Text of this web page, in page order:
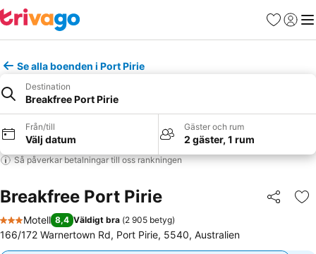
Favoriter
Logga
Se alla boenden i Port Pirie
Destination
Breakfree Port Pirie
Från/till
Välj datum
Gäster och rum
2 gäster, 1 rum
Så påverkar betalningar till oss rankningen
Breakfree Port Pirie Dela
3 Stjärnor
Motell 8,4 Väldigt bra (2 905 betyg)
166/172 Warnertown Rd, Port Pirie, 5540, Australien